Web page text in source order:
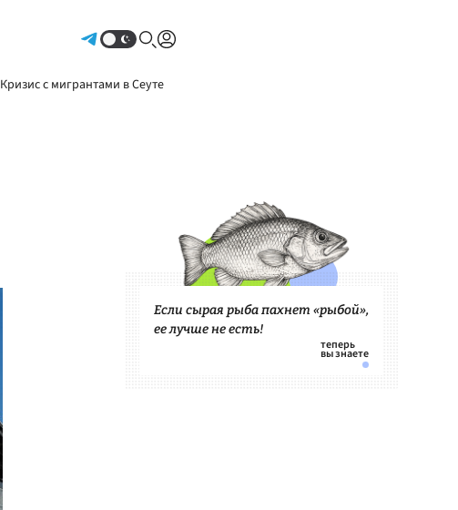
Кризис с мигрантами в Сеуте
Если сырая рыба пахнет «рыбой»,
ее лучше не есть!